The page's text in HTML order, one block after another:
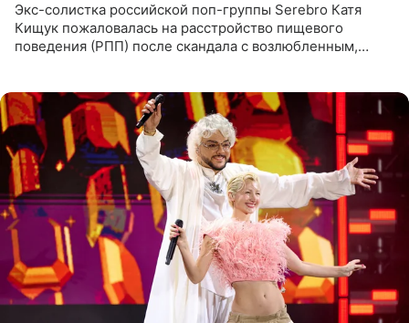
Экс-солистка российской поп-группы Serebro Катя
Кищук пожаловалась на расстройство пищевого
поведения (РПП) после скандала с возлюбленным,